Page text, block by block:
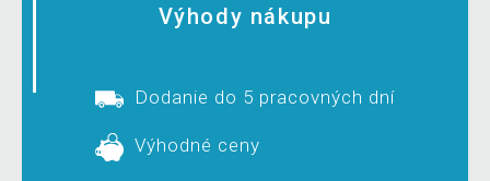
Výhody nákupu
Dodanie do 5 pracovných dní
Výhodné ceny